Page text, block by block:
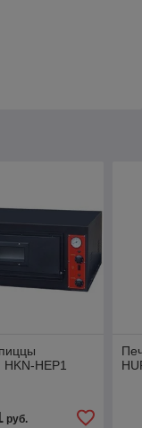
HKN-HEP1
руб.